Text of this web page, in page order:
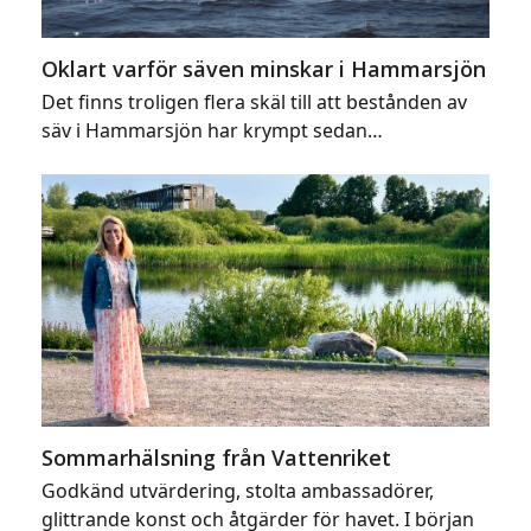
Oklart varför säven minskar i Hammarsjön
Det finns troligen flera skäl till att bestånden av
säv i Hammarsjön har krympt sedan…
Sommarhälsning från Vattenriket
Godkänd utvärdering, stolta ambassadörer,
glittrande konst och åtgärder för havet. I början